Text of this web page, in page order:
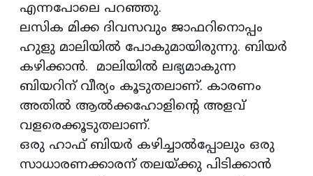
എന്നപോലെ പറഞ്ഞു.
ലസിക മിക്ക ദിവസവും ജാഫറിനൊപ്പം
ഹുളു മാലിയില്‍ പോകുമായിരുന്നു. ബിയര്‍
കഴിക്കാന്‍. മാലിയില്‍ ലഭ്യമാകുന്ന
ബിയറിന് വീര്യം കൂടുതലാണ്. കാരണം
അതില്‍ ആല്‍ക്കഹോളിന്‍റെ അളവ്
വളരെക്കൂടുതലാണ്.
ഒരു ഹാഫ് ബിയര്‍ കഴിച്ചാൽപ്പോലും ഒരു
സാധാരണക്കാരന് തലയ്ക്കു പിടിക്കാന്‍